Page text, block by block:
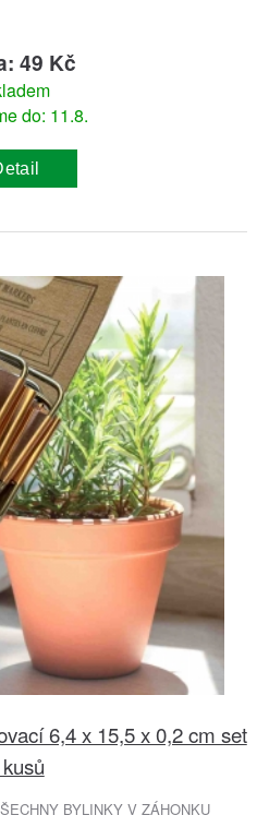
49 Kč
do: 11.8.
6,4 x 15,5 x 0,2 cm set
BYLINKY V ZÁHONKU